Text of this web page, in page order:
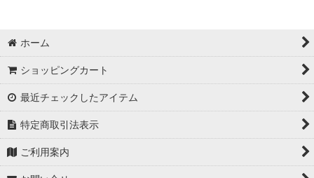
ホーム
ショッピングカート
最近チェックしたアイテム
特定商取引法表示
ご利用案内